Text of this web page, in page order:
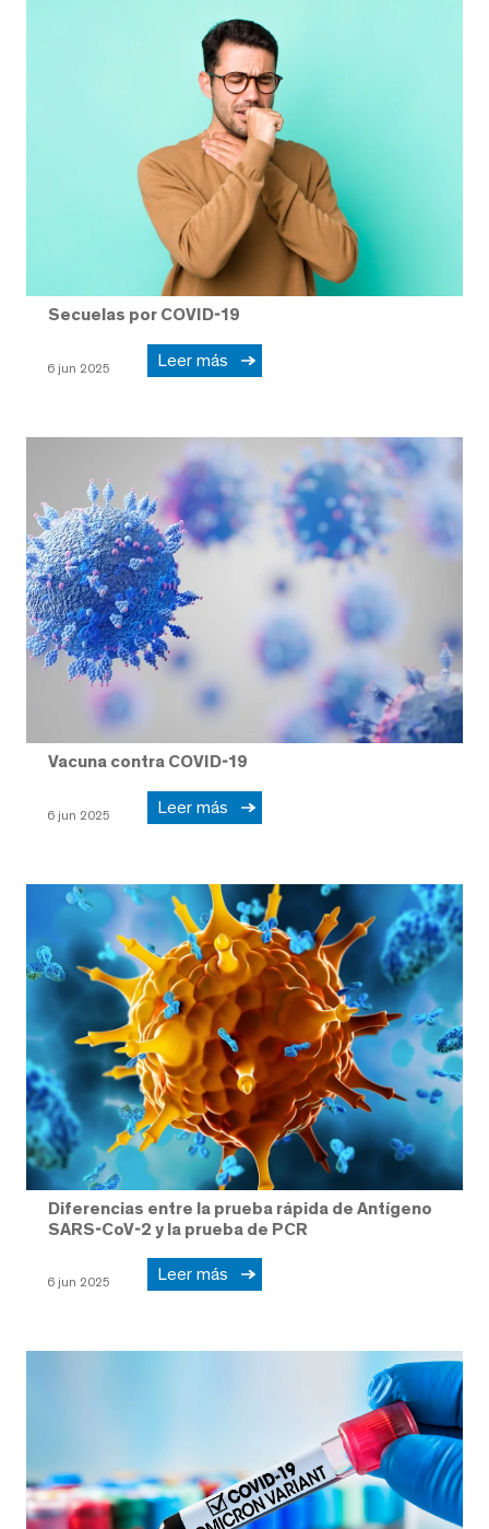
Secuelas por COVID-19
6 jun 2025 Leer más
Vacuna contra COVID-19
6 jun 2025 Leer más
Diferencias entre la prueba rápida de Antígeno
SARS-CoV-2 y la prueba de PCR
6 jun 2025 Leer más